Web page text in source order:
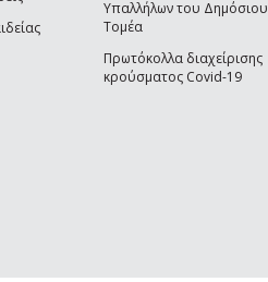
Υπαλλήλων του Δημόσιου
Τομέα
Πρωτόκολλα διαχείρισης
κρούσματος Covid-19